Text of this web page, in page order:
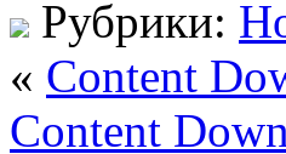
Рубрики:
« Content
Content